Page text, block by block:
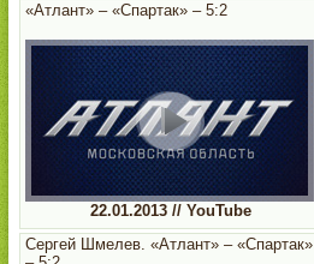
«Атлант» – «Спартак» – 5:2
22.01.2013 // YouTube
Сергей Шмелев. «Атлант» – «Спартак»